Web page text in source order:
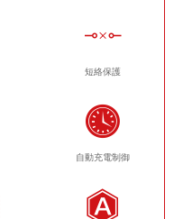
短絡保護
自動充電制御